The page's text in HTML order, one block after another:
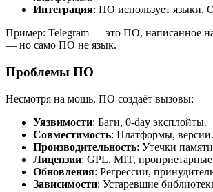
Интеграция: ПО использует языки,
Пример: Telegram — это ПО, написанное
— но само ПО не язык.
Проблемы ПО
Несмотря на мощь, ПО создаёт вызовы:
Уязвимости: Баги, 0-day эксплойты.
Совместимость: Платформы, версии.
Производительность: Утечки
Лицензии: GPL, MIT,
Обновления: Регрессии,
Зависимости: Устаревшие